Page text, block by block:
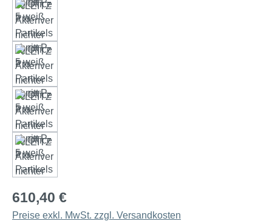
610,40 €
Preise exkl. MwSt. zzgl. Versandkosten